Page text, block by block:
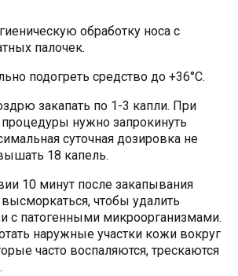
обработку носа с
палочек.
подогреть средство до +36°C.
закапать по 1-3 капли. При
нужно запрокинуть
суточная дозировка не
18 капель.
10 минут после закапывания
чтобы удалить
с патогенными микроорганизмами.
наружные участки кожи вокруг
часто воспаляются, трескаются